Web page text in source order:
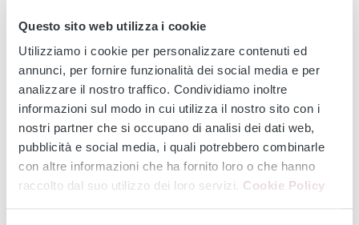
Questo sito web utilizza i cookie
Utilizziamo i cookie per personalizzare contenuti ed
annunci, per fornire funzionalità dei social media e per
analizzare il nostro traffico. Condividiamo inoltre
informazioni sul modo in cui utilizza il nostro sito con i
nostri partner che si occupano di analisi dei dati web,
pubblicità e social media, i quali potrebbero combinarle
con altre informazioni che ha fornito loro o che hanno
raccolto dal suo utilizzo dei loro servizi. Cookie Policy
Metrebus Card
èRoma